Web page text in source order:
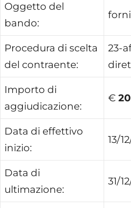
Oggetto del
bando:
Procedura di scelta
del contraente:
23-
Importo di
aggiudicazione:
€
Data di effettivo
inizio:
13/
Data di
ultimazione:
31/